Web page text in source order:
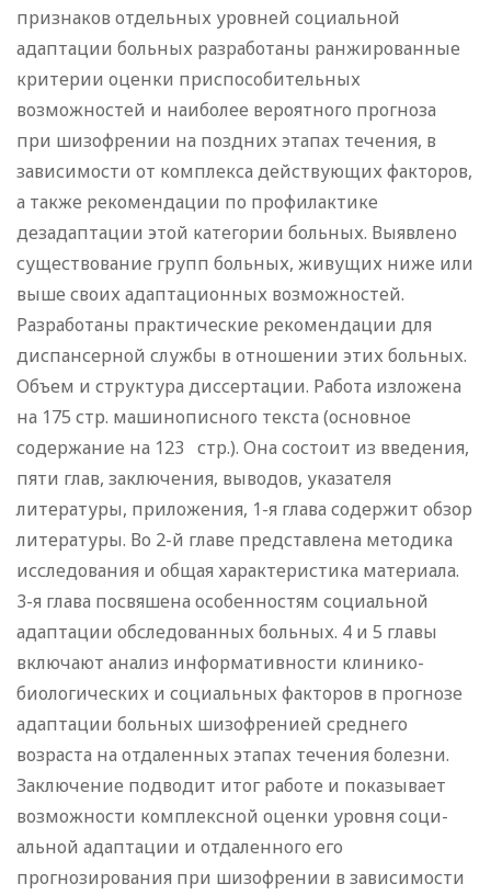
признаков отдельных уровней социальной
адаптации больных разработаны ранжированные
критерии оценки приспособительных
возможностей и наиболее вероятного прогноза
при шизофрении на поздних этапах течения, в
зависимости от комплекса действующих факторов,
а также рекомендации по профилактике
дезадаптации этой категории больных. Выявлено
существование групп больных, живущих ниже или
выше своих адаптационных возможностей.
Разработаны практические рекомендации для
диспансерной службы в отношении этих больных.
Объем и структура диссертации. Работа изложена
на 175 стр. машинописного текста (основное
содержание на 123 стр.). Она состоит из введения,
пяти глав, заключения, выводов, указателя
литературы, приложения, 1-я глава содержит обзор
литературы. Во 2-й главе представлена методика
исследования и общая характеристика материала.
3-я глава посвяшена особенностям социальной
адаптации обследованных больных. 4 и 5 главы
включают анализ информативности клинико-
биологических и социальных факторов в прогнозе
адаптации больных шизофренией среднего
возраста на отдаленных этапах течения болезни.
Заключение подводит итог работе и показывает
возможности комплексной оценки уровня соци-
альной адаптации и отдаленного его
прогнозирования при шизофрении в зависимости